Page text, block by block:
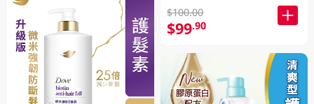
$100.00
$99.90